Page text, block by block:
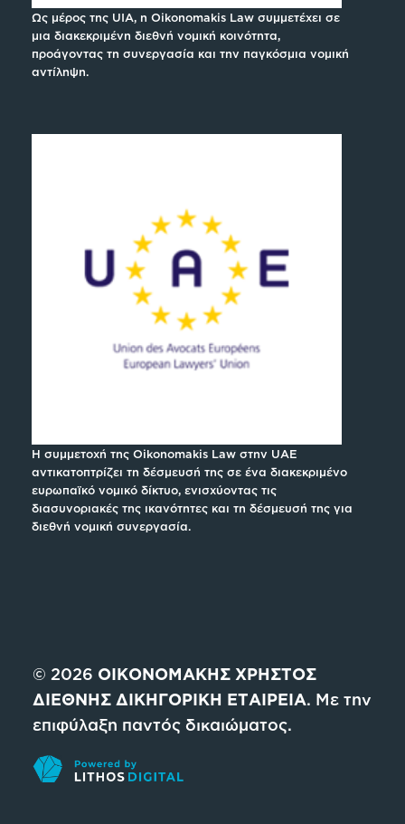
Ως μέρος της UIA, η Oikonomakis Law συμμετέχει σε
μια διακεκριμένη διεθνή νομική κοινότητα,
προάγοντας τη συνεργασία και την παγκόσμια νομική
αντίληψη.
Η συμμετοχή της Oikonomakis Law στην UAE
αντικατοπτρίζει τη δέσμευσή της σε ένα διακεκριμένο
ευρωπαϊκό νομικό δίκτυο, ενισχύοντας τις
διασυνοριακές της ικανότητες και τη δέσμευσή της για
διεθνή νομική συνεργασία.
© 2026 ΟΙΚΟΝΟΜΑΚΗΣ ΧΡΗΣΤΟΣ
ΔΙΕΘΝΗΣ ΔΙΚΗΓΟΡΙΚΗ ΕΤΑΙΡΕΙΑ. Με την
επιφύλαξη παντός δικαιώματος.